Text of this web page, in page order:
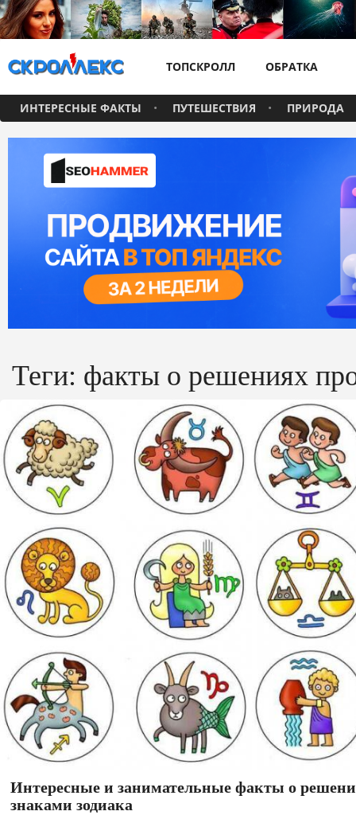
ТОПСКРОЛЛ ОБРАТКА
ИНТЕРЕСНЫЕ ФАКТЫ ПУТЕШЕСТВИЯ ПРИРОДА
Теги: факты о решениях
Интересные и занимательные факты о
знаками зодиака